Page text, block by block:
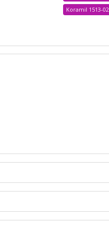
Koramil 1513-